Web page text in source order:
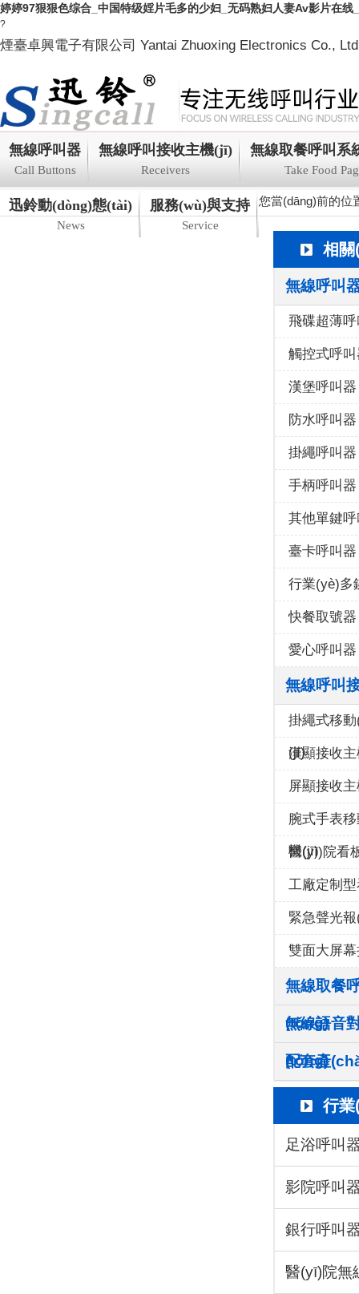
婷婷97狠狠色综合_中国特级婬片毛多的少妇_无码熟妇人妻Av影片在线
?
煙臺卓興電子有限公司 Yantai Zhuoxing Electronics Co.,
無線呼叫器
Call Buttons
無線呼叫接收主機(jī)
Receivers
無線取餐呼叫系
Take Food
迅鈴動(dòng)態(tài)
News
服務(wù)與支持
Service
您當(dāng)前的位
相
無線呼叫
飛碟超薄
觸控式呼
漢堡呼叫器
防水呼叫器
掛繩呼叫器
手柄呼叫器
其他單鍵
臺卡呼叫器
行業(yè)多
快餐取號器
愛心呼叫器
無線呼叫
掛繩式移
(jī)
漢顯接收
屏顯接收
腕式手表
機(jī)
醫(yī)院看
工廠定制
緊急聲光
雙面大屏
無線取餐
(tǒng)
無線語音
(tǒng)
配套產
行
用
足浴呼叫
影院呼叫
銀行呼叫
醫(yī)院無